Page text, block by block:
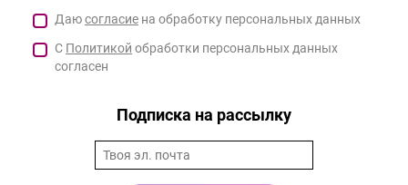
Даюсогласие на обработку персональных данных
С Политикой обработки персональных данных
согласен
Подписка на рассылку